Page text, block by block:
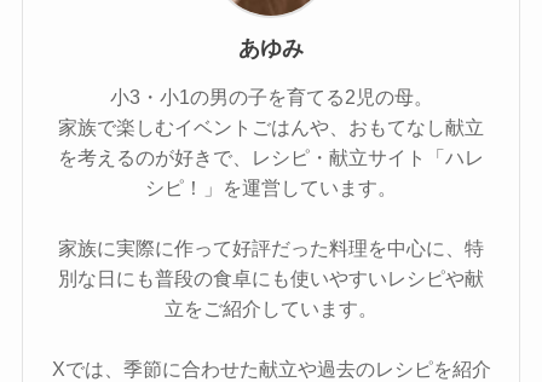
あゆみ
小3・小1の男の子を育てる2児の母。
家族で楽しむイベントごはんや、おもてなし献立
を考えるのが好きで、レシピ・献立サイト「ハレ
シピ！」を運営しています。
家族に実際に作って好評だった料理を中心に、特
別な日にも普段の食卓にも使いやすいレシピや献
立をご紹介しています。
Xでは、季節に合わせた献立や過去のレシピを紹介